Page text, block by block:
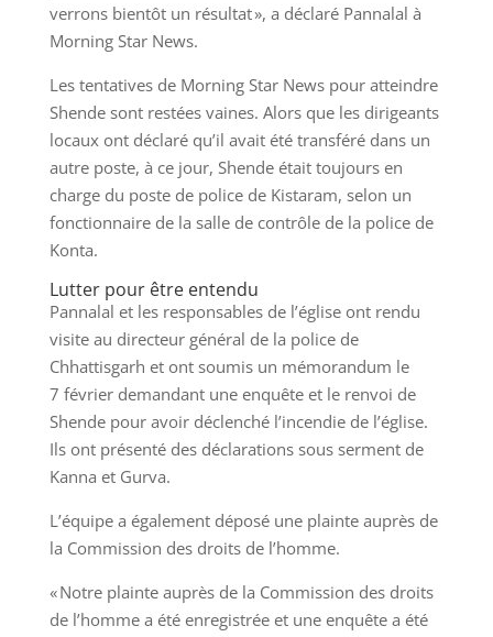
verrons bientôt un résultat », a déclaré Pannalal à
Morning Star News.
Les tentatives de Morning Star News pour atteindre
Shende sont restées vaines. Alors que les dirigeants
locaux ont déclaré qu’il avait été transféré dans un
autre poste, à ce jour, Shende était toujours en
charge du poste de police de Kistaram, selon un
fonctionnaire de la salle de contrôle de la police de
Konta.
Lutter pour être entendu
Pannalal et les responsables de l’église ont rendu
visite au directeur général de la police de
Chhattisgarh et ont soumis un mémorandum le
7 février demandant une enquête et le renvoi de
Shende pour avoir déclenché l’incendie de l’église.
Ils ont présenté des déclarations sous serment de
Kanna et Gurva.
L’équipe a également déposé une plainte auprès de
la Commission des droits de l’homme.
« Notre plainte auprès de la Commission des droits
de l’homme a été enregistrée et une enquête a été